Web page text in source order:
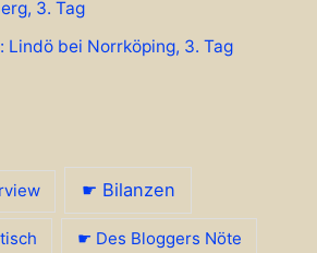
3. Tag
Lindö bei Norrköping, 3. Tag
☛ Bilanzen
☛ Des Bloggers Nöte